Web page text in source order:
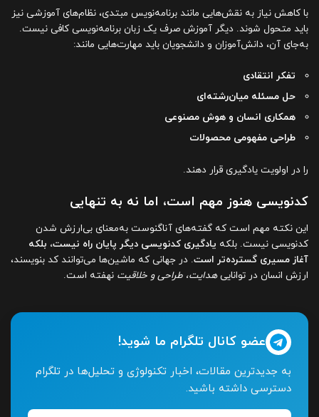
با کاهش نیاز به نقش‌هایی مانند برنامه‌نویس مبتدی، نظام‌های آموزشی نیز
باید متحول شوند. دیگر آموزش صرف یک زبان برنامه‌نویسی کافی نیست.
به‌جای آن، دانش‌آموزان و دانشجویان باید مهارت‌هایی مانند:
تفکر انتقادی
حل مسئله میان‌رشته‌ای
همکاری انسان و هوش مصنوعی
طراحی مفهومی محصولات
را در اولویت یادگیری قرار دهند.
کدنویسی هنوز مهم است، اما نه به تنهایی
این نکته مهم است که گفته‌های آناگنوست به‌معنای بی‌ارزش شدن
کدنویسی نیست. بلکه یادگیری کدنویسی دیگر پایان راه نیست، بلکه
آغاز مسیری گسترده‌تر است. در جهانی که ماشین‌ها می‌توانند کد بنویسند،
ارزش انسان در تواناییهدایت، طراحی و خلاقیت نهفته است.
عضو کانال تلگرام ما شوید!
به جدیدترین مقالات، اخبار تکنولوژی و تحلیل‌ها در تلگرام
دسترسی داشته باشید.